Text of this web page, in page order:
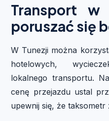
Transport
poruszać się
W Tunezji można
hotelowych,
lokalnego transportu.
cenę przejazdu ustal
upewnij się, że taksometr